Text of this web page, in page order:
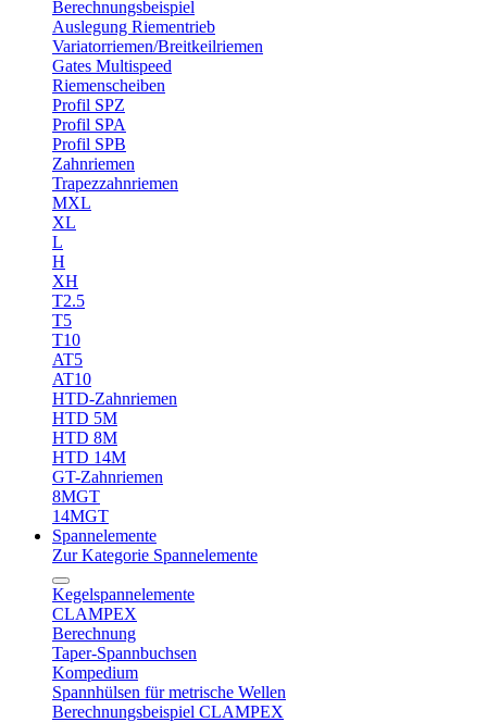
Berechnungsbeispiel
Auslegung Riementrieb
Variatorriemen/Breitkeilriemen
Gates Multispeed
Riemenscheiben
Profil SPZ
Profil SPA
Profil SPB
Zahnriemen
Trapezzahnriemen
MXL
XL
L
H
XH
T2.5
T5
T10
AT5
AT10
HTD-Zahnriemen
HTD 5M
HTD 8M
HTD 14M
GT-Zahnriemen
8MGT
14MGT
Spannelemente
Zur Kategorie Spannelemente
Kegelspannelemente
CLAMPEX
Berechnung
Taper-Spannbuchsen
Kompedium
Spannhülsen für metrische Wellen
Berechnungsbeispiel CLAMPEX